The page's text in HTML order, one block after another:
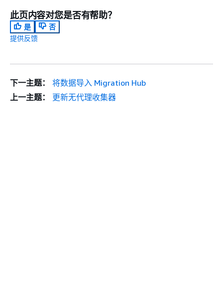
此页内容对您是否有帮助？
是
否
提供反馈
下一主题：
将数据导入 Migration Hub
上一主题：
更新无代理收集器